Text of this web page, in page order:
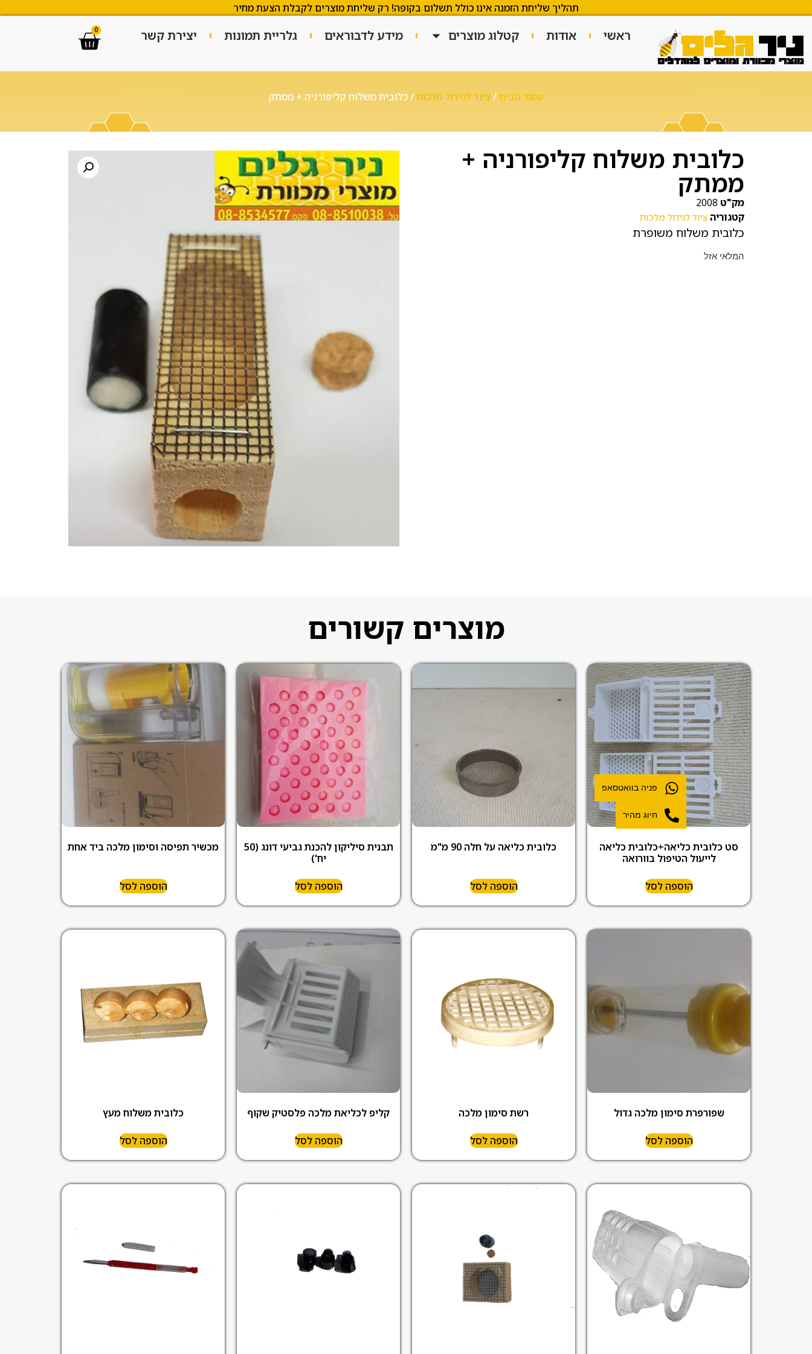
תהליך שליחת הזמנה אינו כולל תשלום בקופה! רק שליחת מוצרים לקבלת הצעת מחיר
ראשי אודות קטלוג מוצרים מידע לדבוראים גלריית תמונות יצירת קשר 0
עמוד הבית/ציוד לגידול מלכות/ כלובית משלוח קליפורניה + ממתק
כלובית משלוח קליפורניה +
ממתק
מק"ט 2008
קטגוריהציוד לגידול מלכות
כלובית משלוח משופרת
המלאי אזל
מוצרים קשורים
סט כלובית כליאה+כלובית כליאה
לייעול הטיפול בוורואה
הוספה לסל
כלובית כליאה על חלה 90 מ"מ
הוספה לסל
תבנית סיליקון להכנת גביעי דונג (50
יח')
הוספה לסל
מכשיר תפיסה וסימון מלכה ביד אחת
הוספה לסל
שפורפרת סימון מלכה גדול
הוספה לסל
רשת סימון מלכה
הוספה לסל
קליפ לכליאת מלכה פלסטיק שקוף
הוספה לסל
כלובית משלוח מעץ
הוספה לסל
פניה בוואטסאפ
חיוג מהיר